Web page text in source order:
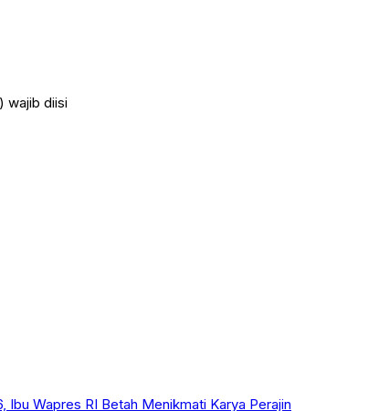
wajib diisi